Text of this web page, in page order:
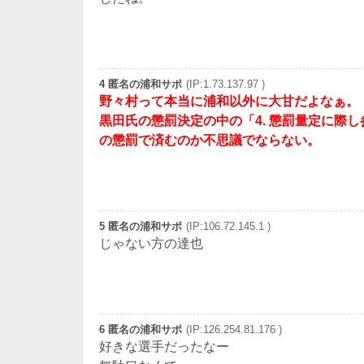
4 匿名の浦和サポ (IP:1.73.137.97 )
野々村って本当に浦和以外に大甘だよなぁ。
黒田氏の懲罰決定の中の「4. 懲罰量定に際
の懲罰で済むのか不思議でならない。
5 匿名の浦和サポ (IP:106.72.145.1 )
じゃない方の達也
6 匿名の浦和サポ (IP:126.254.81.176 )
好きな選手だったなー